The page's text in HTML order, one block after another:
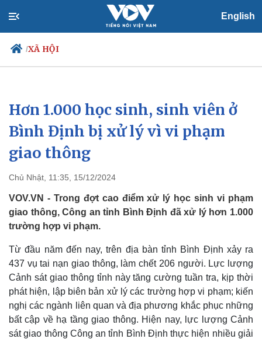
English
/XÃ HỘI
Chính trị
Đảng
Tổ chức nhân sự
Quốc hội
Nhận diện sự thật
Xã hội
Tin 24h
Dự báo thời tiết
Hơn 1.000 học sinh, sinh viên ở
Bình Định bị xử lý vì vi phạm
giao thông
Chủ Nhật, 11:35, 15/12/2024
VOV.VN - Trong đợt cao điểm xử lý học sinh vi phạm
giao thông, Công an tỉnh Bình Định đã xử lý hơn 1.000
trường hợp vi phạm.
Từ đầu năm đến nay, trên địa bàn tỉnh Bình Định xảy ra
437 vụ tai nạn giao thông, làm chết 206 người. Lực lượng
Cảnh sát giao thông tỉnh này tăng cường tuần tra, kịp thời
phát hiện, lập biên bản xử lý các trường hợp vi phạm; kiến
nghị các ngành liên quan và địa phương khắc phục những
bất cập về hạ tầng giao thông. Hiện nay, lực lượng Cảnh
sát giao thông Công an tỉnh Bình Định thực hiện nhiều giải